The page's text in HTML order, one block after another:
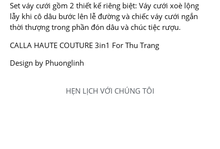
Set váy cưới gồm 2 thiết kế riêng biệt: Váy cưới xoè lộng
lẫy khi cô dâu bước lên lễ đường và chiếc váy cưới ngắn
thời thượng trong phần đón dâu và chúc tiệc rượu.
CALLA HAUTE COUTURE 3in1 For Thu Trang
Design by Phuonglinh
HẸN LỊCH VỚI CHÚNG TÔI